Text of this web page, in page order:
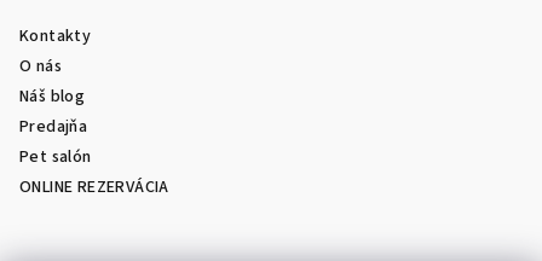
Kontakty
O nás
Náš blog
Predajňa
Pet salón
ONLINE REZERVÁCIA